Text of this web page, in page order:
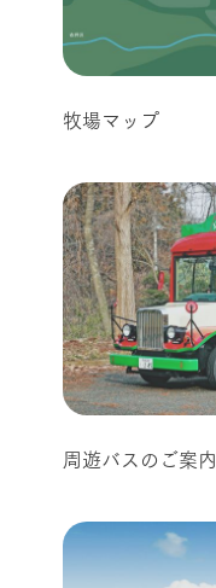
牧場マップ
周遊バスのご案内